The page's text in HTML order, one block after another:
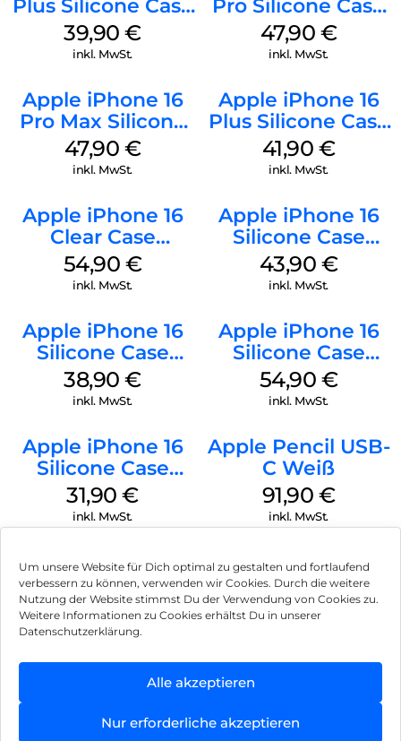
Um unsere Website für Dich optimal zu gestalten und fortlaufend
verbessern zu können, verwenden wir Cookies. Durch die weitere
Nutzung der Website stimmst Du der Verwendung von Cookies zu.
Weitere Informationen zu Cookies erhältst Du in unserer
Datenschutzerklärung.
Alle akzeptieren
Nur erforderliche akzeptieren
Plus Silicone Case
MagSafe Plum
39,90€
inkl. MwSt.
Pro Silicone Case
MagSafe Denim
47,90 €
inkl. MwSt.
Apple iPhone 16
Pro Max Silicone
Case MagSafe
Black
47,90 €
inkl. MwSt.
Apple iPhone 16
Plus Silicone Case
MagSafe Stone
Gray
41,90 €
inkl. MwSt.
Apple iPhone 16
Clear Case
MagSafe
Transparent
54,90 €
inkl. MwSt.
Apple iPhone 16
Silicone Case
MagSafe Plum
43,90 €
inkl. MwSt.
Apple iPhone 16
Silicone Case
MagSafe
Ultramarine
38,90€
inkl. MwSt.
Apple iPhone 16
Silicone Case
MagSafe Lake
Green
54,90 €
inkl. MwSt.
Apple iPhone 16
Silicone Case
MagSafe Fuchsia
31,90€
inkl. MwSt.
Apple Pencil USB-
C Weiß
91,90 €
inkl. MwSt.
Impressum